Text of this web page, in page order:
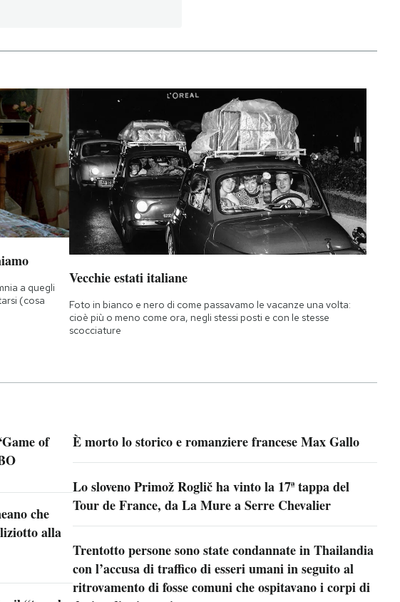
a quegli
(cosa
Vecchie estati italiane
Foto in bianco e nero di come passavamo le vacanze una volta:
cioè più o meno come ora, negli stessi posti e con le stesse
scocciature
of
che
alla
È morto lo storico e romanziere francese Max Gallo
Lo sloveno Primož Roglič ha vinto la 17ª tappa del
Tour de France, da La Mure a Serre Chevalier
Trentotto persone sono state condannate in Thailandia
con l’accusa di traffico di esseri umani in seguito al
ritrovamento di fosse comuni che ospitavano i corpi di